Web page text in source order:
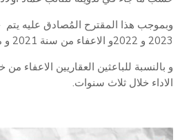
2023 و 2022و الاعفاء من سنة 2021 و ما قبلها.
و بالنسبة للباعثين العقاريين الاعفاء
الاداء خلال ثلاث سنوات.